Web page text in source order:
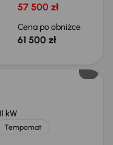
57 500 zł
Cena po obniżce
61 500 zł
kW
Tempomat